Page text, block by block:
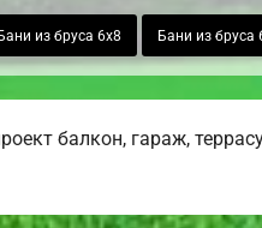
из бруса 6х8 Бани из бруса
балкон, гараж,